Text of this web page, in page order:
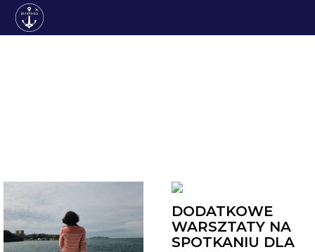
DODATKOWE
WARSZTATY NA
SPOTKANIU DLA